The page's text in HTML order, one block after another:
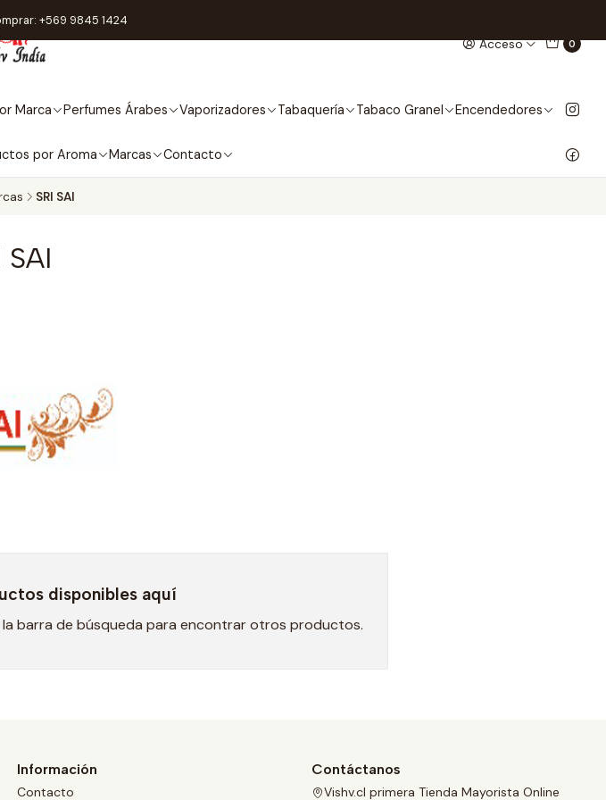
Acceso 0
Marca Perfumes Árabes Vaporizadores Tabaquería Tabaco Granel Encendedores
por Aroma Marcas Contacto
+569 9845 1424
SRI SAI
SAI
disponibles aquí
barra de búsqueda para encontrar otros productos.
Información
Contacto
Contáctanos
Vishv.cl primera Tienda Mayorista Online